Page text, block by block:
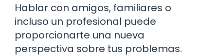
Hablar con amigos, familiares o
incluso un profesional puede
proporcionarte una nueva
perspectiva sobre tus problemas.